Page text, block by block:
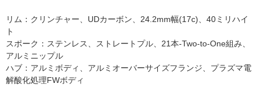
リム：クリンチャー、UDカーボン、24.2mm幅(17c)、40ミリハイ
ト
スポーク：ステンレス、ストレートプル、21本-Two-to-One組み、
アルミニップル
ハブ：アルミボディ、アルミオーバーサイズフランジ、プラズマ電
解酸化処理FWボディ